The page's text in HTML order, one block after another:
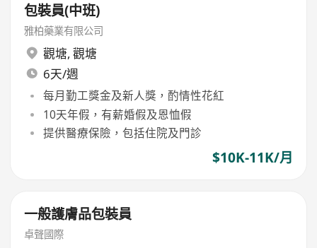
包裝員(中班)
雅柏藥業有限公司
觀塘, 觀塘
6天/週
每月勤工獎金及新人獎，酌情性花紅
10天年假，有薪婚假及恩恤假
提供醫療保險，包括住院及門診
$10K-11K/月
一般護膚品包裝員
卓聲國際